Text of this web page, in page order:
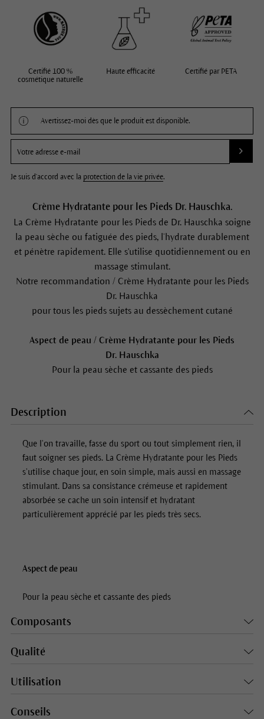
Crème Hydratante pour les Pieds Dr. Hauschka.
La Crème Hydratante pour les Pieds de Dr. Hauschka soigne
la peau sèche ou fatiguée des pieds, l’hydrate durablement
et pénètre rapidement. Elle s'utilise quotidiennement ou en
massage stimulant.
Notre recommandation / Crème Hydratante pour les Pieds
Dr. Hauschka
pour tous les pieds sujets au dessèchement cutané
Aspect de peau / Crème Hydratante pour les Pieds
Dr. Hauschka
Pour la peau sèche et cassante des pieds
Certifié 100 %
cosmétique naturelle
Haute efficacité Certifié par PETA
Avertissez-moi dès que le produit est disponible.
Je suis d'accord avec la protection de la vie privée.
Description
Que l’on travaille, fasse du sport ou tout simplement rien, il
faut soigner ses pieds. La Crème Hydratante pour les Pieds
s’utilise chaque jour, en soin simple, mais aussi en massage
stimulant. Dans sa consistance crémeuse et rapidement
absorbée se cache un soin intensif et hydratant
particulièrement apprécié par les pieds très secs.
Aspect de peau
Pour la peau sèche et cassante des pieds
Composants
Qualité
Utilisation
Conseils